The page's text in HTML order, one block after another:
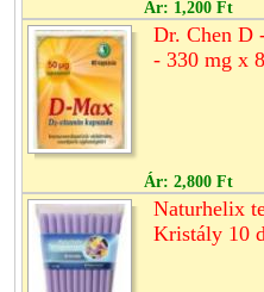
Ár: 1,200 Ft
Dr. Chen D
- 330 mg x
Ár: 2,800 Ft
Naturhelix
Kristály 10